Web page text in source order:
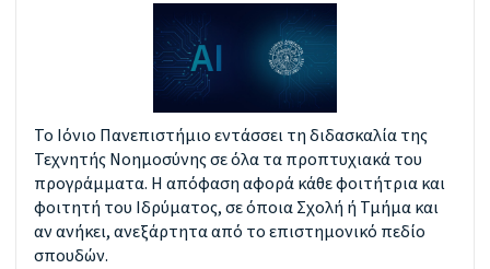
Το Ιόνιο Πανεπιστήμιο εντάσσει τη διδασκαλία της
Τεχνητής Νοημοσύνης σε όλα τα προπτυχιακά του
προγράμματα. Η απόφαση αφορά κάθε φοιτήτρια και
φοιτητή του Ιδρύματος, σε όποια Σχολή ή Τμήμα και
αν ανήκει, ανεξάρτητα από το επιστημονικό πεδίο
σπουδών.